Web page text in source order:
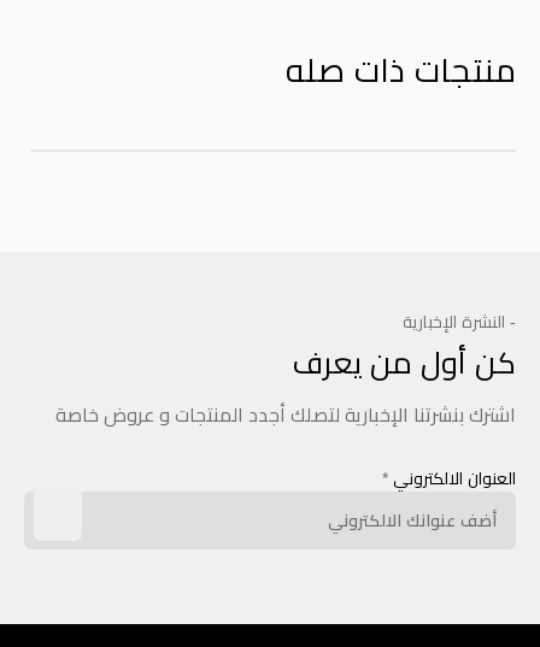
منتجات ذات صله
- النشرة الإخبارية
كن أول من يعرف
اشترك بنشرتنا الإخبارية لتصلك أجدد المنتجات و عروض خاصة
العنوان الالكتروني *